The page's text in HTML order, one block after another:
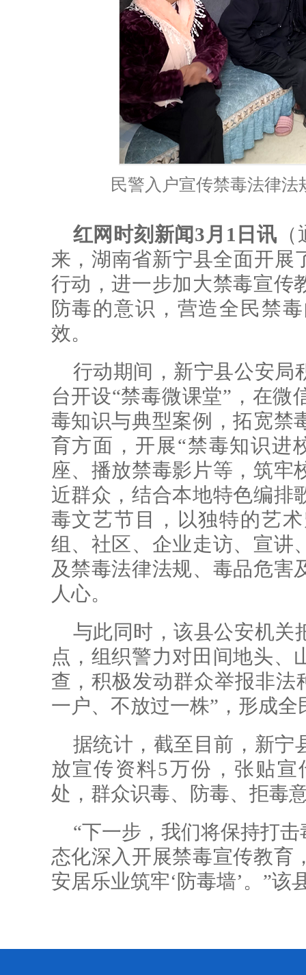
民警入户宣传禁毒法律
红网时刻新闻3月1日讯
来，湖南省新宁县全面开展
行动，进一步加大禁毒宣传
防毒的意识，营造全民禁
效。
行动期间，新宁县公安局
台开设“禁毒微课堂”，在微
毒知识与典型案例，拓宽禁
育方面，开展“禁毒知识进
座、播放禁毒影片等，筑牢
近群众，结合本地特色编排
毒文艺节目，以独特的艺
组、社区、企业走访、宣讲
及禁毒法律法规、毒品危害
人心。
与此同时，该县公安机关
点，组织警力对田间地头、
查，积极发动群众举报非法
一户、不放过一株”，形成
据统计，截至目前，新宁
放宣传资料5万份，张贴宣
处，群众识毒、防毒、拒毒
“下一步，我们将保持打
态化深入开展禁毒宣传教育
安居乐业筑牢‘防毒墙’。”